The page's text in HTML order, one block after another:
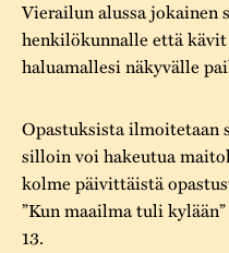
Vierailun alussa jokainen
henkilökunnalle että
haluamallesi näkyvälle
Opastuksista
silloin voi hakeutua
kolme päivittäistä
”Kun maailma tuli
13.